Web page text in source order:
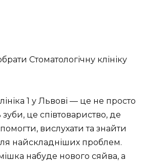
Стоматологічну клініку
1 у Львові — це не просто
зуби, це співтовариство, де
вислухати та знайти
найскладніших проблем.
набуде нового сяйва, а